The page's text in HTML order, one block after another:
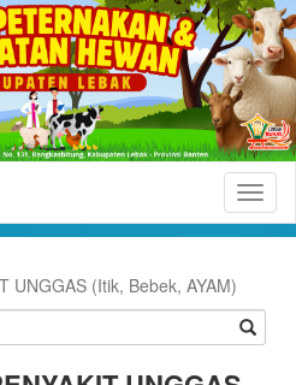
UNGGAS (Itik, Bebek, AYAM)